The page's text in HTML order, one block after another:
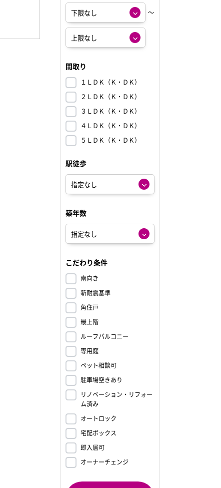
～
間取り
１ＬＤＫ（Ｋ・ＤＫ）
２ＬＤＫ（Ｋ・ＤＫ）
３ＬＤＫ（Ｋ・ＤＫ）
４ＬＤＫ（Ｋ・ＤＫ）
５ＬＤＫ（Ｋ・ＤＫ）
駅徒歩
築年数
こだわり条件
南向き
新耐震基準
角住戸
最上階
ルーフバルコニー
専用庭
ペット相談可
駐車場空きあり
リノベーション・リフォー
ム済み
オートロック
宅配ボックス
即入居可
オーナーチェンジ